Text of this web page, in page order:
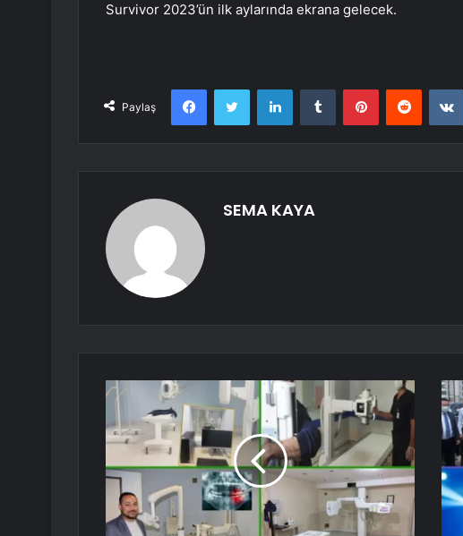
Survivor 2023’ün ilk aylarında ekrana gelecek.
Paylaş
FacebookTwitter LinkedInTumblr PinterestReddit
SEMA KAYA